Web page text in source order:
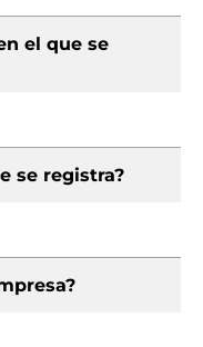
el que se
se registra?